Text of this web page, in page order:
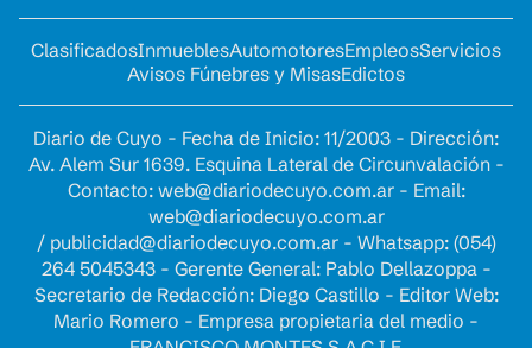
ClasificadosInmueblesAutomotoresEmpleosServicios
Avisos Fúnebres y MisasEdictos
Diario de Cuyo - Fecha de Inicio: 11/2003 - Dirección:
Av. Alem Sur 1639. Esquina Lateral de Circunvalación -
Contacto: web@diariodecuyo.com.ar- Email:
web@diariodecuyo.com.ar
/ publicidad@diariodecuyo.com.ar- Whatsapp: (054)
264 5045343 - Gerente General: Pablo Dellazoppa -
Secretario de Redacción: Diego Castillo - Editor Web:
Mario Romero - Empresa propietaria del medio -